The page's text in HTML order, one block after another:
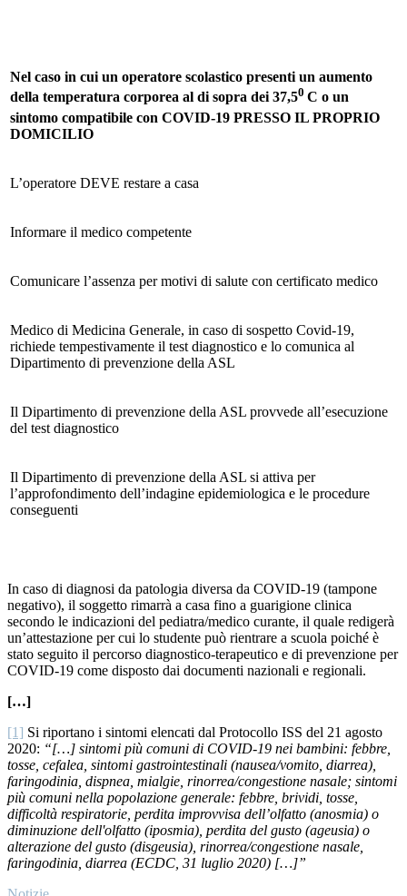
Nel caso in cui un operatore scolastico presenti un aumento
della temperatura corporea al di sopra dei 37,50 C o un
sintomo compatibile con COVID-19 PRESSO IL PROPRIO
DOMICILIO
L’operatore DEVE restare a casa
Informare il medico competente
Comunicare l’assenza per motivi di salute con certificato medico
Medico di Medicina Generale, in caso di sospetto Covid-19,
richiede tempestivamente il test diagnostico e lo comunica al
Dipartimento di prevenzione della ASL
Il Dipartimento di prevenzione della ASL provvede all’esecuzione
del test diagnostico
Il Dipartimento di prevenzione della ASL si attiva per
l’approfondimento dell’indagine epidemiologica e le procedure
conseguenti
In caso di diagnosi da patologia diversa da COVID-19 (tampone
negativo), il soggetto rimarrà a casa fino a guarigione clinica
secondo le indicazioni del pediatra/medico curante, il quale redigerà
un’attestazione per cui lo studente può rientrare a scuola poiché è
stato seguito il percorso diagnostico-terapeutico e di prevenzione per
COVID-19 come disposto dai documenti nazionali e regionali.
[…]
[1] Si riportano i sintomi elencati dal Protocollo ISS del 21 agosto
2020: “[…] sintomi più comuni di COVID-19 nei bambini: febbre,
tosse, cefalea, sintomi gastrointestinali (nausea/vomito, diarrea),
faringodinia, dispnea, mialgie, rinorrea/congestione nasale; sintomi
più comuni nella popolazione generale: febbre, brividi, tosse,
difficoltà respiratorie, perdita improvvisa dell’olfatto (anosmia) o
diminuzione dell'olfatto (iposmia), perdita del gusto (ageusia) o
alterazione del gusto (disgeusia), rinorrea/congestione nasale,
faringodinia, diarrea (ECDC, 31 luglio 2020) […]”